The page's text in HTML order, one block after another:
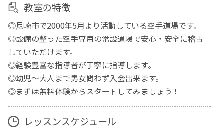
教室の特徴
◎尼崎市で2000年5月より活動している空手道場です。
◎設備の整った空手専用の常設道場で安心・安全に稽古
していただけます。
◎経験豊富な指導者が丁寧に指導します。
◎幼児〜大人まで男女問わず入会出来ます。
◎まずは無料体験からスタートしてみましょう！
レッスンスケジュール